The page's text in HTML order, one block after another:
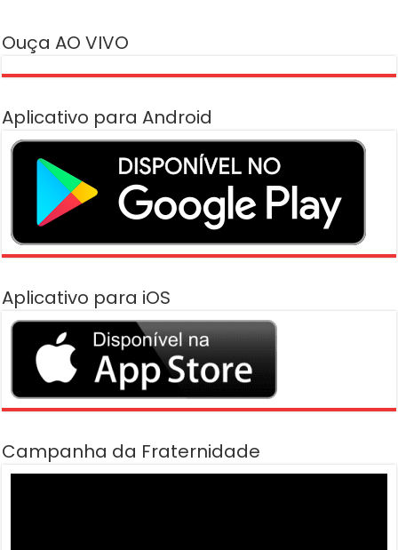
Ouça AO VIVO
Aplicativo para Android
Aplicativo para iOS
Campanha da Fraternidade